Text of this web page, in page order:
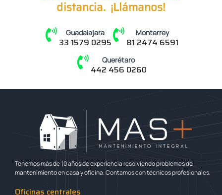
distancia. ¡Llámanos!
Guadalajara
33 1579 0295
Monterrey
81 2474 6591
Querétaro
442 456 0260
Tenemos más de 10 años de experiencia resolviendo problemas de
mantenimiento en casa y oficina. Contamos con técnicos profesionales.
Oficinas centrales